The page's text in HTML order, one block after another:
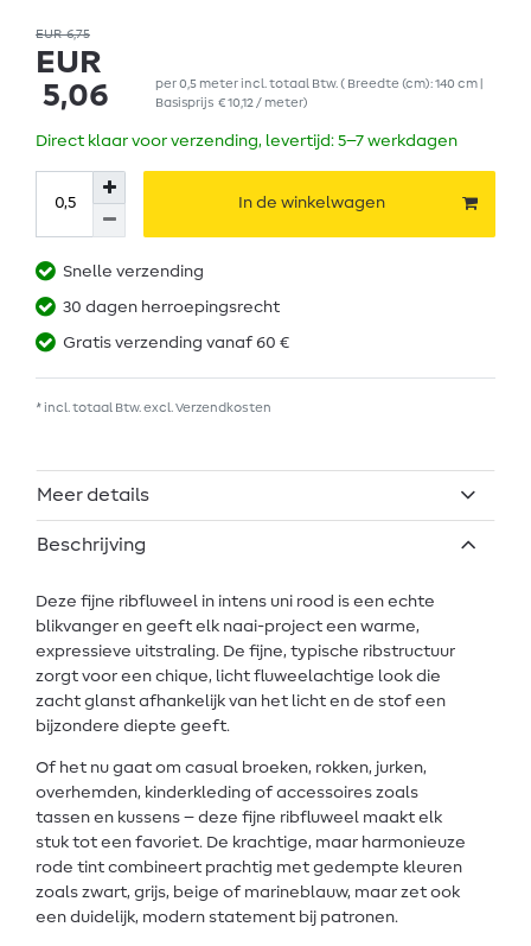
EUR 6,75
EUR
5,06
per0,5 meterincl. totaal Btw. ( Breedte (cm): 140 cm |
Basisprijs€ 10,12 / meter)
Direct klaar voor verzending, levertijd: 5–7 werkdagen
In de winkelwagen
Snelle verzending
30 dagen herroepingsrecht
Gratis verzending vanaf 60 €
* incl. totaal Btw. excl. Verzendkosten
Meer details
Beschrijving
Deze fijne ribfluweel in intens uni rood is een echte
blikvanger en geeft elk naai-project een warme,
expressieve uitstraling. De fijne, typische ribstructuur
zorgt voor een chique, licht fluweelachtige look die
zacht glanst afhankelijk van het licht en de stof een
bijzondere diepte geeft.
Of het nu gaat om casual broeken, rokken, jurken,
overhemden, kinderkleding of accessoires zoals
tassen en kussens – deze fijne ribfluweel maakt elk
stuk tot een favoriet. De krachtige, maar harmonieuze
rode tint combineert prachtig met gedempte kleuren
zoals zwart, grijs, beige of marineblauw, maar zet ook
een duidelijk, modern statement bij patronen.